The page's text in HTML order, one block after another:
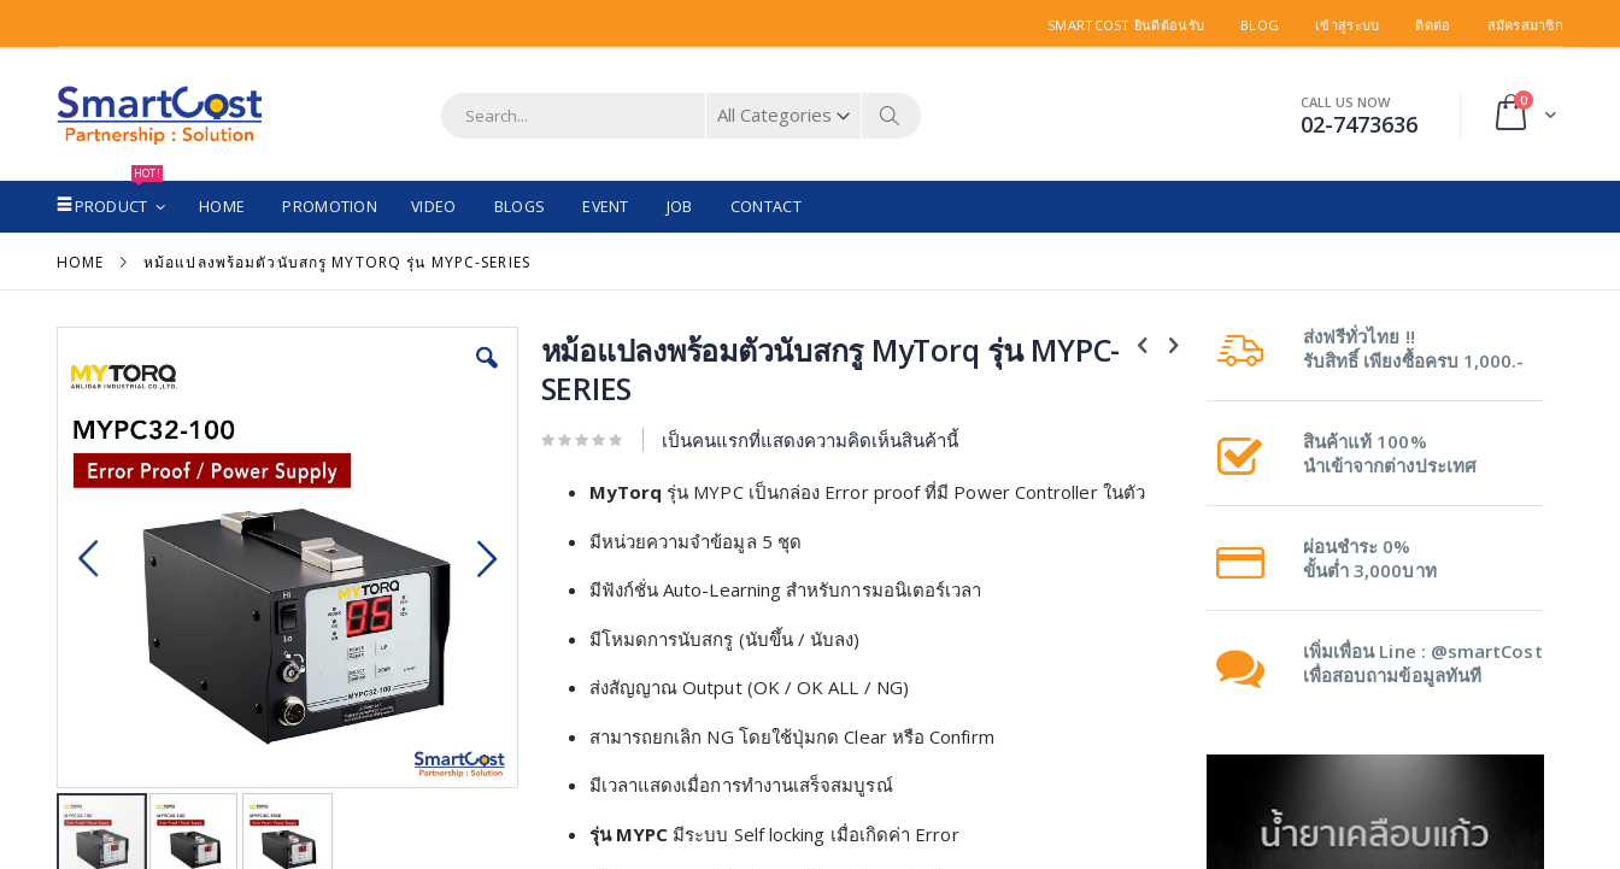
to
SMARTCOST ยินดีต้อนรับ BLOG เข้าสู่ระบบ ติดต่อ สมัครสมาชิก
Cart
0items
CALL US NOW
02-7473636
HOME
PRODUCT
HOT!
PROMOTION VIDEO BLOGS EVENT JOB CONTACT
HOME หม้อแปลงพร้อมตัวนับสกรู MYTORQ รุ่น MYPC-SERIES
to
the
images
Skip
the
images
หม้อแปลงพร้อมตัวนับสกรู MyTorq รุ่น MYPC-
SERIES
เป็นคนแรกที่แสดงความคิดเห็นสินค้านี้
MyTorq รุ่น MYPC เป็นกล่อง Error proof ที่มี Power Controller ในตัว
มีหน่วยความจำข้อมูล 5 ชุด
มีฟังก์ชั่น Auto-Learning สำหรับการมอนิเตอร์เวลา
มีโหมดการนับสกรู (นับขึ้น / นับลง)
ส่งสัญญาณ Output (OK / OK ALL / NG)
สามารถยกเลิก NG โดยใช้ปุ่มกด Clear หรือ Confirm
มีเวลาแสดงเมื่อการทำงานเสร็จสมบูรณ์
รุ่น MYPC มีระบบ Self locking เมื่อเกิดค่า Error
ส่งฟรีทั่วไทย !!
รับสิทธิ์ เพียงซื้อครบ 1,000.-
สินค้าแท้ 100%
นำเข้าจากต่างประเทศ
ผ่อนชำระ 0%
ขั้นต่ำ 3,000บาท
เพิ่มเพื่อน Line : @smartCost
เพื่อสอบถามข้อมูลทันที